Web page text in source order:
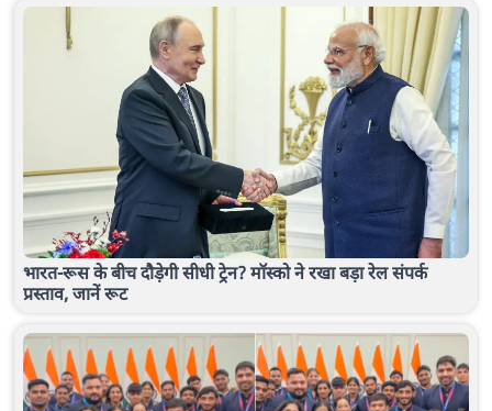
भारत-रूस के बीच दौड़ेगी सीधी ट्रेन? मॉस्को ने रखा बड़ा रेल संपर्क
प्रस्ताव, जानें रूट